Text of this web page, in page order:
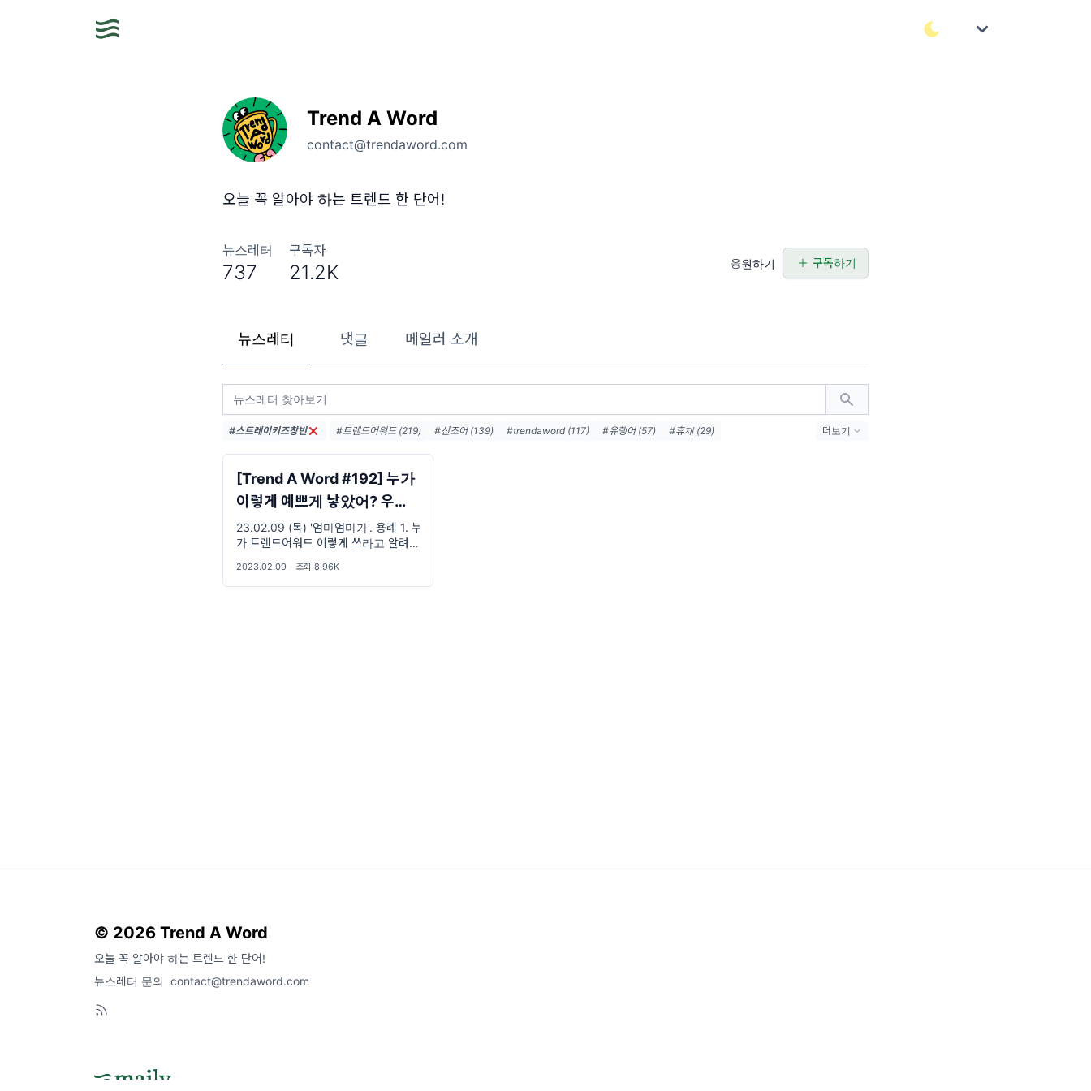
Trend A Word
contact@trendaword.com
오늘 꼭 알아야 하는 트렌드 한 단어!
뉴스레터
737
구독자
21.2K 응원하기 구독하기
뉴스레터 댓글 메일러 소개
#스트레이키즈창빈 #트렌드어워드 (219) #신조어 (139) #trendaword (117) #유행어 (57)
#휴재 (29)
#MZ세대 (23)
#7월밈 (21)
더보기
[Trend A Word #192] 누가
이렇게 예쁘게 낳았어? 우리
엄마엄마가~
23.02.09 (목) '엄마엄마가'. 용례 1. 누
가 트렌드어워드 이렇게 쓰라고 알려줬
2023.02.09 · 조회 8.96K
© 2026 Trend A Word
오늘 꼭 알아야 하는 트렌드 한 단어!
뉴스레터 문의 contact@trendaword.com